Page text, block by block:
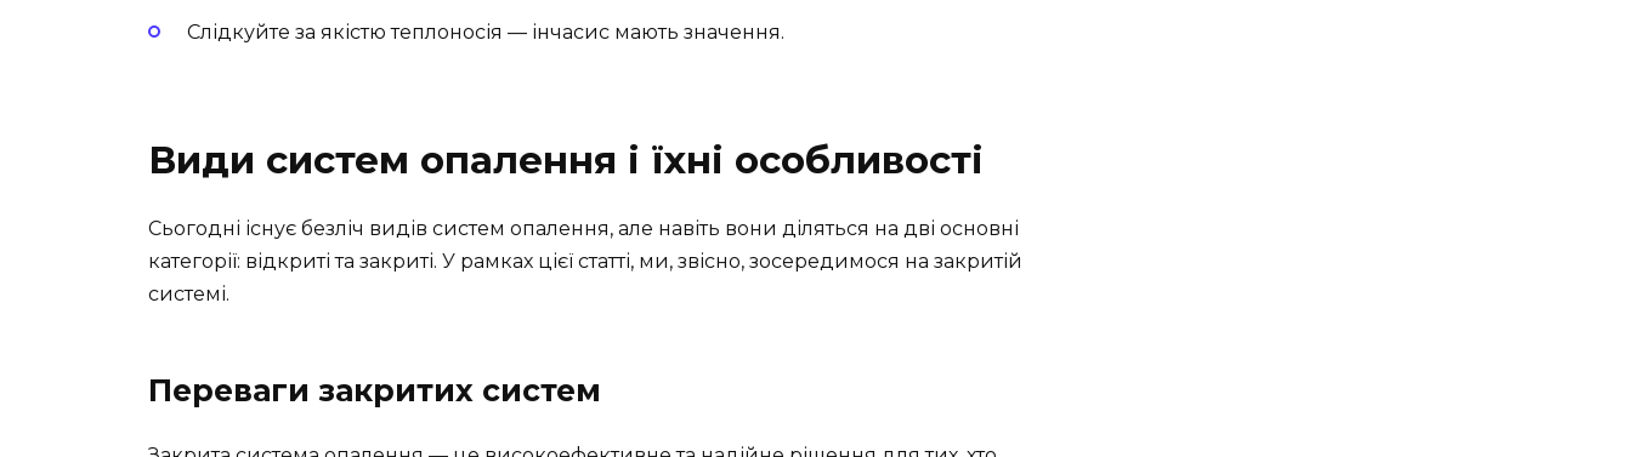
Слідкуйте за якістю теплоносія — інчасис мають значення.
Види систем опалення і їхні особливості
Сьогодні існує безліч видів систем опалення, але навіть вони діляться на дві основні
категорії: відкриті та закриті. У рамках цієї статті, ми, звісно, зосередимося на закритій
системі.
Переваги закритих систем